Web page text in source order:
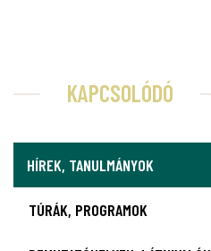
KAPCSOLÓDÓ
HÍREK, TANULMÁNYOK
TÚRÁK, PROGRAMOK